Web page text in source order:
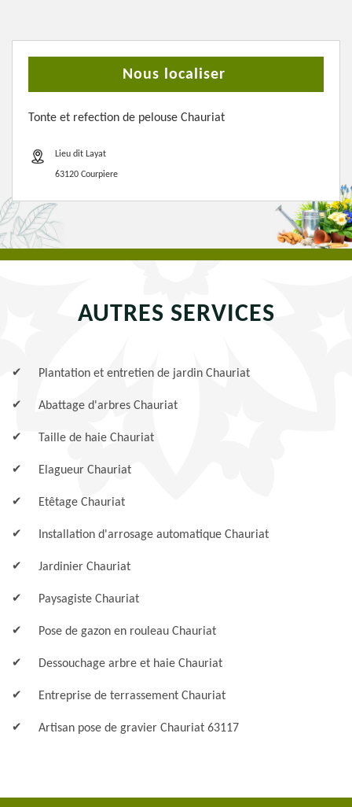
Nous localiser
Tonte et refection de pelouse Chauriat
Lieu dit Layat
63120 Courpiere
AUTRES SERVICES
Plantation et entretien de jardin Chauriat
Abattage d'arbres Chauriat
Taille de haie Chauriat
Elagueur Chauriat
Etêtage Chauriat
Installation d'arrosage automatique Chauriat
Jardinier Chauriat
Paysagiste Chauriat
Pose de gazon en rouleau Chauriat
Dessouchage arbre et haie Chauriat
Entreprise de terrassement Chauriat
Artisan pose de gravier Chauriat 63117